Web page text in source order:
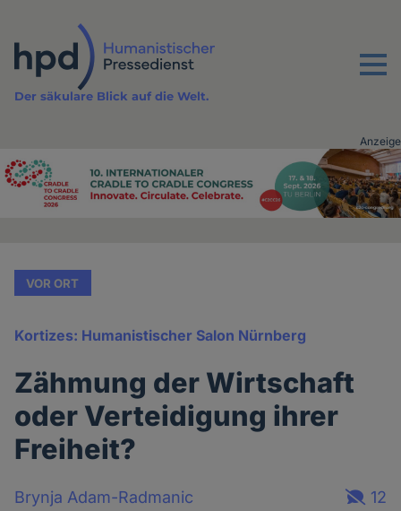
Inhalt
Menu
Der säkulare Blick auf die Welt.
Advertising
Anzeige
VOR ORT
Kortizes: Humanistischer Salon Nürnberg
Zähmung der Wirtschaft
oder Verteidigung ihrer
Freiheit?
Brynja Adam-Radmanic
12